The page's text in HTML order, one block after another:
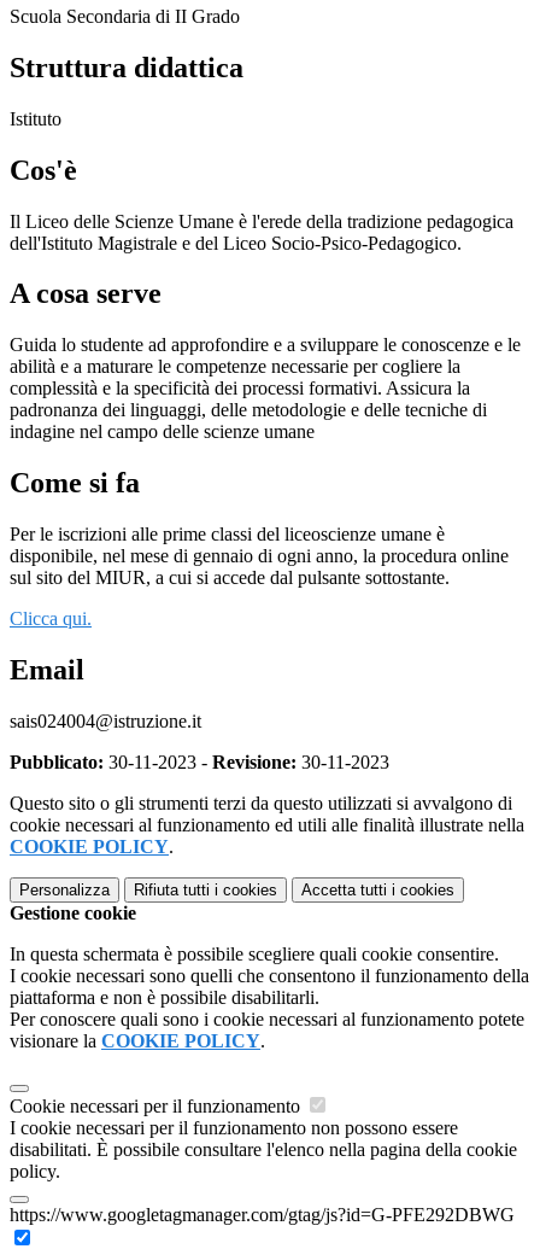
Scuola Secondaria di II Grado
Struttura didattica
Istituto
Cos'è
Il Liceo delle Scienze Umane è l'erede della tradizione pedagogica
dell'Istituto Magistrale e del Liceo Socio-Psico-Pedagogico.
A cosa serve
Guida lo studente ad approfondire e a sviluppare le conoscenze e le
abilità e a maturare le competenze necessarie per cogliere la
complessità e la specificità dei processi formativi. Assicura la
padronanza dei linguaggi, delle metodologie e delle tecniche di
indagine nel campo delle scienze umane
Come si fa
Per le iscrizioni alle prime classi del liceoscienze umane è
disponibile, nel mese di gennaio di ogni anno, la procedura online
sul sito del MIUR, a cui si accede dal pulsante sottostante.
Clicca qui.
Email
sais024004@istruzione.it
Pubblicato: 30-11-2023 - Revisione: 30-11-2023
Questo sito o gli strumenti terzi da questo utilizzati si avvalgono di
cookie necessari al funzionamento ed utili alle finalità illustrate nella
COOKIE POLICY.
Personalizza Rifiuta tutti i cookies Accetta tutti i cookies
Gestione cookie
In questa schermata è possibile scegliere quali cookie consentire.
I cookie necessari sono quelli che consentono il funzionamento della
piattaforma e non è possibile disabilitarli.
Per conoscere quali sono i cookie necessari al funzionamento potete
visionare la COOKIE POLICY.
Cookie necessari per il funzionamento
I cookie necessari per il funzionamento non possono essere
disabilitati. È possibile consultare l'elenco nella pagina della cookie
policy.
https://www.googletagmanager.com/gtag/js?id=G-PFE292DBWG